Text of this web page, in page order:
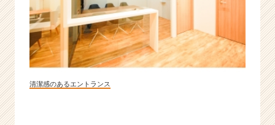
ウ
ト
が
届
く
活
清潔感のあるエントランス